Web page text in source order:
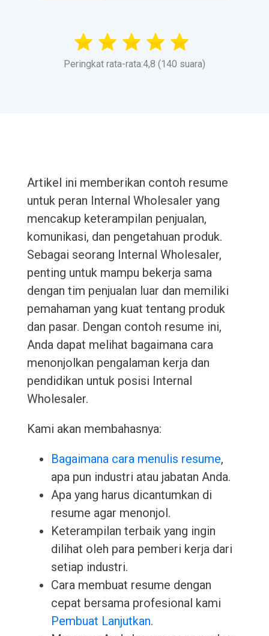
Peringkat rata-rata:4,8 (140 suara)
Artikel ini memberikan contoh resume
untuk peran Internal Wholesaler yang
mencakup keterampilan penjualan,
komunikasi, dan pengetahuan produk.
Sebagai seorang Internal Wholesaler,
penting untuk mampu bekerja sama
dengan tim penjualan luar dan memiliki
pemahaman yang kuat tentang produk
dan pasar. Dengan contoh resume ini,
Anda dapat melihat bagaimana cara
menonjolkan pengalaman kerja dan
pendidikan untuk posisi Internal
Wholesaler.
Kami akan membahasnya:
Bagaimana cara menulis resume,
apa pun industri atau jabatan Anda.
Apa yang harus dicantumkan di
resume agar menonjol.
Keterampilan terbaik yang ingin
dilihat oleh para pemberi kerja dari
setiap industri.
Cara membuat resume dengan
cepat bersama profesional kami
Pembuat Lanjutkan.